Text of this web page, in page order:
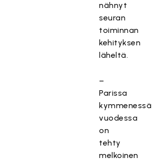
nähnyt
seuran
toiminnan
kehityksen
läheltä.
–
Parissa
kymmenessä
vuodessa
on
tehty
melkoinen